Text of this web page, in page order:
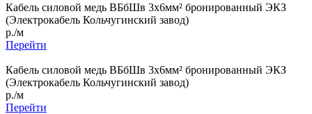
Кабель силовой медь ВБбШв 3x6мм² бронированный ЭКЗ
(Электрокабель Кольчугинский завод)
р./м
Перейти
Кабель силовой медь ВБбШв 3x6мм² бронированный ЭКЗ
(Электрокабель Кольчугинский завод)
р./м
Перейти